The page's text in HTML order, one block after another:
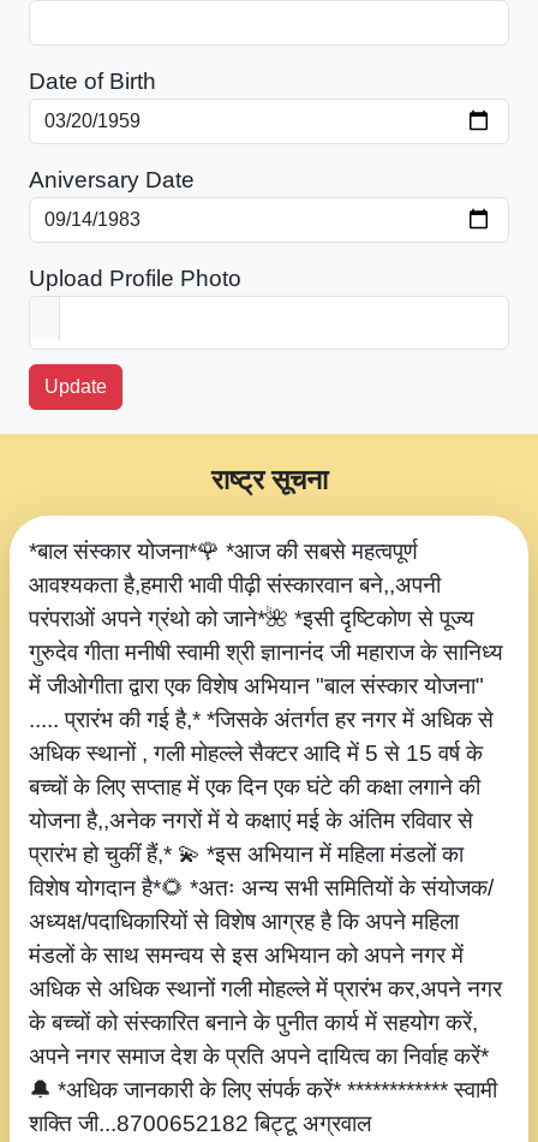
Date of Birth
Aniversary Date
Upload Profile Photo
Update
*बाल संस्कार योजना*🌹 *आज की सबसे महत्वपूर्ण
आवश्यकता है,हमारी भावी पीढ़ी संस्कारवान बने,,अपनी
परंपराओं अपने ग्रंथो को जाने*🌺 *इसी दृष्टिकोण से पूज्य
गुरुदेव गीता मनीषी स्वामी श्री ज्ञानानंद जी महाराज के सानिध्य
में जीओगीता द्वारा एक विशेष अभियान "बाल संस्कार योजना"
..... प्रारंभ की गई है,* *जिसके अंतर्गत हर नगर में अधिक से
अधिक स्थानों , गली मोहल्ले सैक्टर आदि में 5 से 15 वर्ष के
बच्चों के लिए सप्ताह में एक दिन एक घंटे की कक्षा लगाने की
योजना है,,अनेक नगरों में ये कक्षाएं मई के अंतिम रविवार से
प्रारंभ हो चुकीं हैं,* 💫 *इस अभियान में महिला मंडलों का
विशेष योगदान है*🌻 *अतः अन्य सभी समितियों के संयोजक/
अध्यक्ष/पदाधिकारियों से विशेष आग्रह है कि अपने महिला
मंडलों के साथ समन्वय से इस अभियान को अपने नगर में
अधिक से अधिक स्थानों गली मोहल्ले में प्रारंभ कर,अपने नगर
के बच्चों को संस्कारित बनाने के पुनीत कार्य में सहयोग करें,
अपने नगर समाज देश के प्रति अपने दायित्व का निर्वाह करें*
🔔 *अधिक जानकारी के लिए संपर्क करें* ************ स्वामी
शक्ति जी...8700652182 बिट्टू अग्रवाल
राष्ट्र सूचना